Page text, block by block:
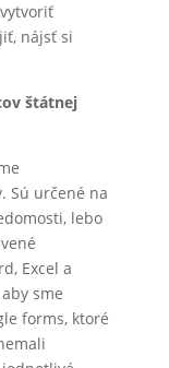
nájsť si
štátnej
Sú určené na
lebo
Excel a
sme
forms, ktoré